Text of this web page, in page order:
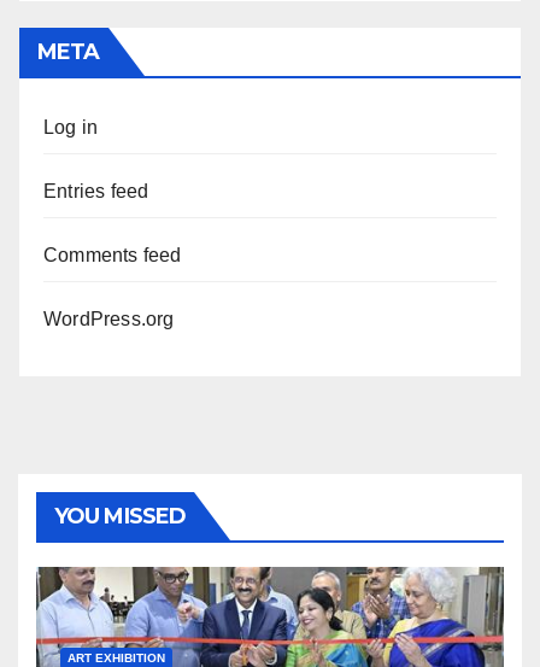
META
Log in
Entries feed
Comments feed
WordPress.org
YOU MISSED
ART EXHIBITION